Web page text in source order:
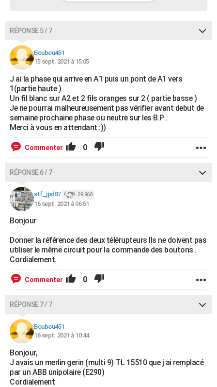
RÉPONSE 5 / 7
Boubou451
15 sept. 2021 à 15:05
J ai la phase qui arrive en A1 puis un pont de A1 vers
1(partie haute )
Un fil blanc sur A2 et 2 fils oranges sur 2 ( partie basse )
Je ne pourrai malheureusement pas vérifier avant debut de
semaine prochaine phase ou neutre sur les B.P .
Merci à vous en attendant :))
Commenter 0
RÉPONSE 6 / 7
stf_jpd87 29 960
16 sept. 2021 à 06:51
Bonjour
Donner la référence des deux télérupteurs Ils ne doivent pas
utiliser le même circuit pour la commande des boutons .
Cordialement.
Commenter 0
RÉPONSE 7 / 7
Boubou451
16 sept. 2021 à 10:44
Bonjour,
J avais un merlin gerin (multi 9) TL 15510 que j ai remplacé
par un ABB unipolaire (E290)
Cordialement